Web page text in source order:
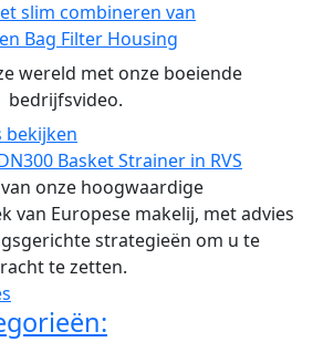
slim combineren van
Bag Filter Housing
wereld met onze boeiende
bedrijfsvideo.
bekijken
Basket Strainer in RVS
onze hoogwaardige
van Europese makelij, met advies
strategieën om u te
te zetten.